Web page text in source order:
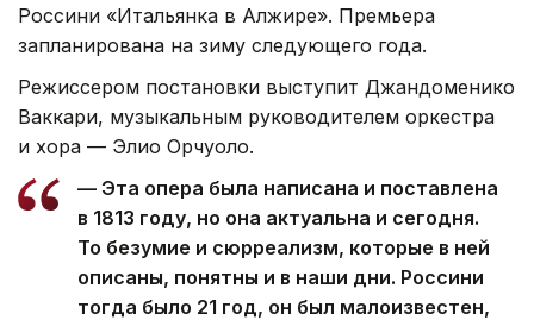
Россини «Итальянка в Алжире». Премьера
запланирована на зиму следующего года.
Режиссером постановки выступит Джандоменико
Ваккари, музыкальным руководителем оркестра
и хора — Элио Орчуоло.
— Эта опера была написана и поставлена
в 1813 году, но она актуальна и сегодня.
То безумие и сюрреализм, которые в ней
описаны, понятны и в наши дни. Россини
тогда было 21 год, он был малоизвестен,